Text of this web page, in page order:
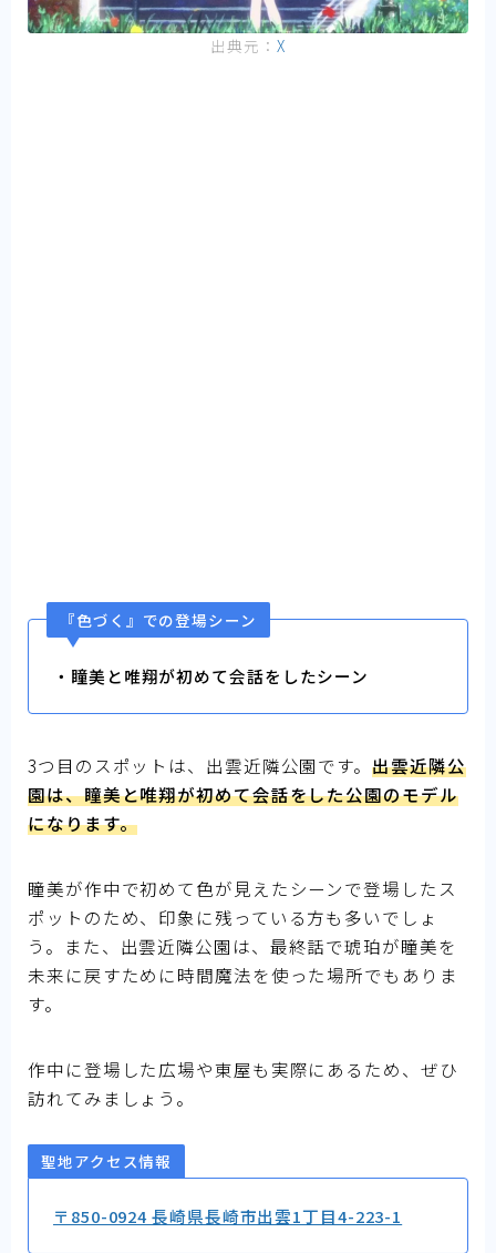
出典元： X
『色づく』での登場シーン
・瞳美と唯翔が初めて会話をしたシーン
3つ目のスポットは、出雲近隣公園です。出雲近隣公
園は、瞳美と唯翔が初めて会話をした公園のモデル
になります。
瞳美が作中で初めて色が見えたシーンで登場したス
ポットのため、印象に残っている方も多いでしょ
う。また、出雲近隣公園は、最終話で琥珀が瞳美を
未来に戻すために時間魔法を使った場所でもありま
す。
作中に登場した広場や東屋も実際にあるため、ぜひ
訪れてみましょう。
聖地アクセス情報
〒850-0924 長崎県長崎市出雲1丁目4-223-1